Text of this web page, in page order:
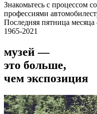
Знакомьтесь с процессом
профессиями
Последняя пятница
1965-2021
музей —
это больше,
чем экспозиция